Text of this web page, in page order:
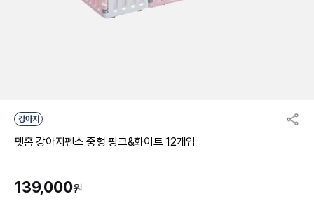
강아지
펫홈 강아지펜스 중형 핑크&화이트 12개입
139,000원